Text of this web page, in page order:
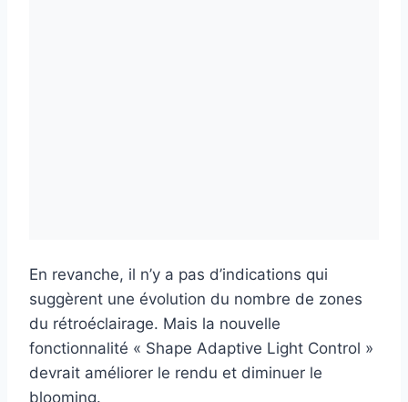
En revanche, il n’y a pas d’indications qui
suggèrent une évolution du nombre de zones
du rétroéclairage. Mais la nouvelle
fonctionnalité « Shape Adaptive Light Control »
devrait améliorer le rendu et diminuer le
blooming.